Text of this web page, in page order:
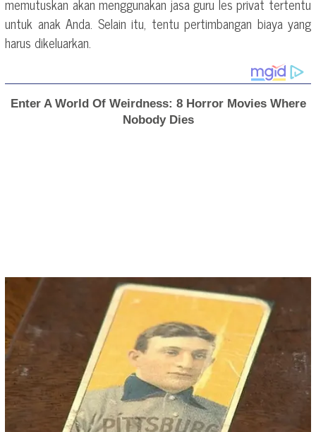
memutuskan akan menggunakan jasa guru les privat tertentu
untuk anak Anda. Selain itu, tentu pertimbangan biaya yang
harus dikeluarkan.